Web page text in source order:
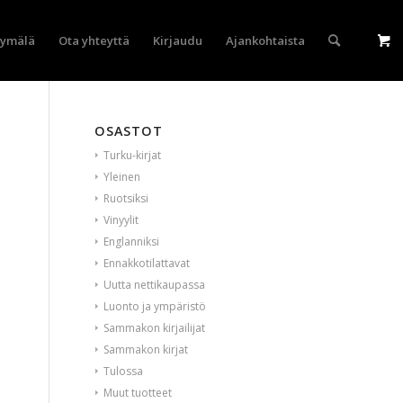
Ota yhteyttä Kirjaudu Ajankohtaista
OSASTOT
Turku-kirjat
Yleinen
Ruotsiksi
Vinyylit
Englanniksi
Ennakkotilattavat
Uutta nettikaupassa
Luonto ja ympäristö
Sammakon kirjailijat
Sammakon kirjat
Tulossa
Muut tuotteet